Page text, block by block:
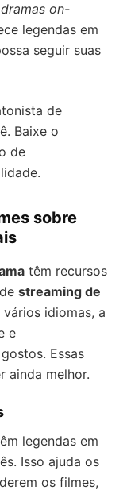
on-
legendas em
seguir suas
de
Baixe o
de
sobre
têm recursos
streaming de
idiomas, a
e
Essas
ainda melhor.
legendas em
Isso ajuda os
os filmes,